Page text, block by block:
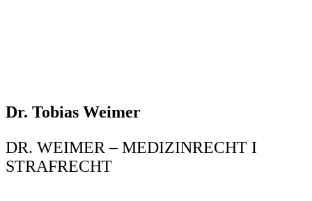
Dr. Tobias Weimer
DR. WEIMER – MEDIZINRECHT I
STRAFRECHT